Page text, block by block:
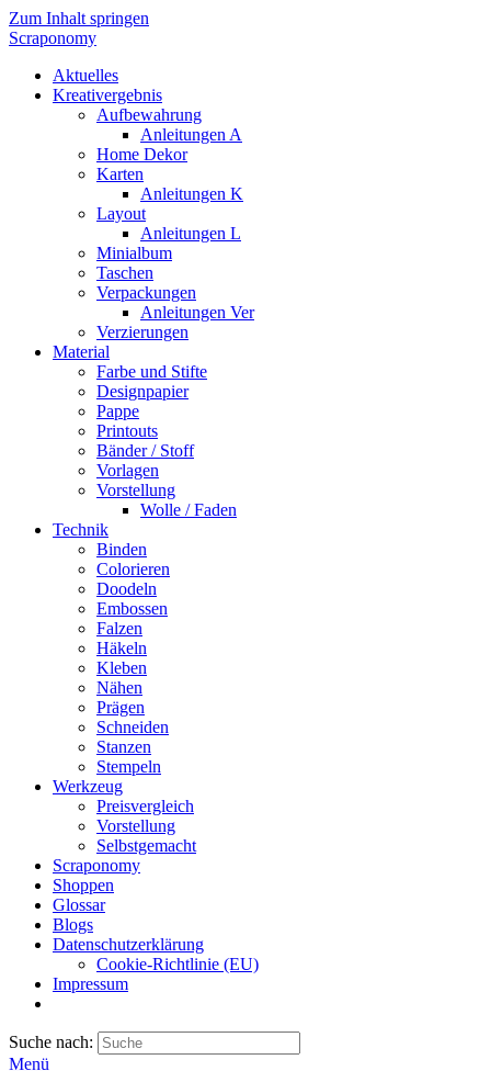
Zum Inhalt springen
Scraponomy
Aktuelles
Kreativergebnis
Aufbewahrung
Anleitungen A
Home Dekor
Karten
Anleitungen K
Layout
Anleitungen L
Minialbum
Taschen
Verpackungen
Anleitungen Ver
Verzierungen
Material
Farbe und Stifte
Designpapier
Pappe
Printouts
Bänder / Stoff
Vorlagen
Vorstellung
Wolle / Faden
Technik
Binden
Colorieren
Doodeln
Embossen
Falzen
Häkeln
Kleben
Nähen
Prägen
Schneiden
Stanzen
Stempeln
Werkzeug
Preisvergleich
Vorstellung
Selbstgemacht
Scraponomy
Shoppen
Glossar
Blogs
Datenschutzerklärung
Cookie-Richtlinie (EU)
Impressum
Suche nach:
Menü